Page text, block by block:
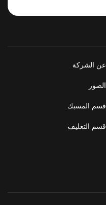
عن الشركة
الصور
قسم المسبك
قسم التغليف